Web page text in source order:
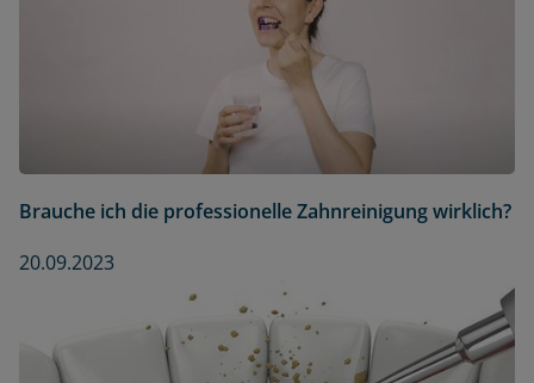
Brauche ich die professionelle Zahnreinigung wirklich?
20.09.2023